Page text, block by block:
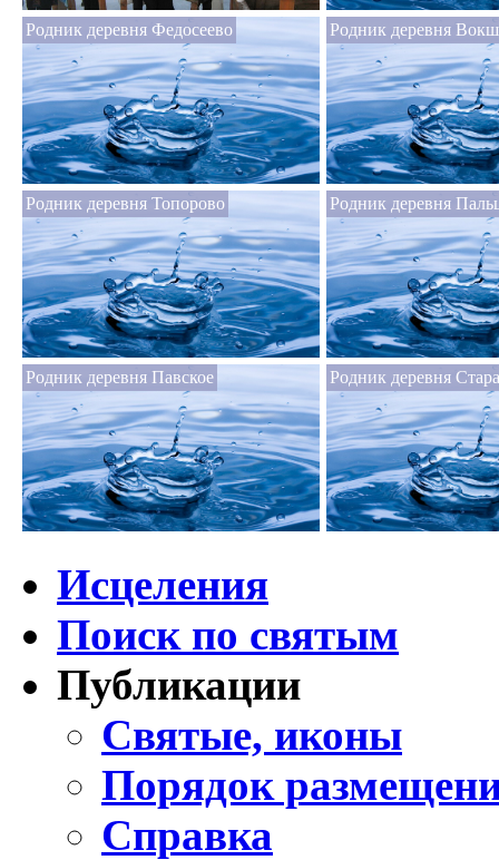
Родник деревня Федосеево Родник деревня
Родник деревня Топорово Родник деревня
Родник деревня Павское Родник деревня
Исцеления
Поиск по святым
Публикации
Святые, иконы
Порядок
Справка